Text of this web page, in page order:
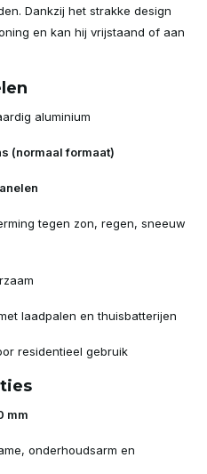
Dankzij het strakke design
en kan hij vrijstaand of aan
aluminium
(normaal formaat)
tegen zon, regen, sneeuw
laadpalen en thuisbatterijen
residentieel gebruik
mm
onderhoudsarm en